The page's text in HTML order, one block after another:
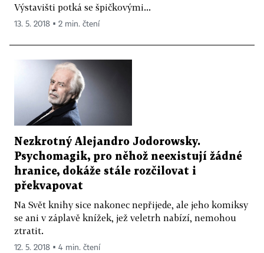
Výstavišti potká se špičkovými...
13. 5. 2018 ▪ 2 min. čtení
Nezkrotný Alejandro Jodorowsky.
Psychomagik, pro něhož neexistují žádné
hranice, dokáže stále rozčilovat i
překvapovat
Na Svět knihy sice nakonec nepřijede, ale jeho komiksy
se ani v záplavě knížek, jež veletrh nabízí, nemohou
ztratit.
12. 5. 2018 ▪ 4 min. čtení